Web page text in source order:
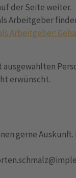
der Seite weiter.
Arbeitgeber
Arbeitgeber:
erwünscht.
gerne